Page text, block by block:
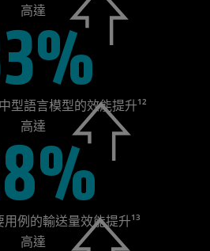
高達
型語言模型的效能提升¹²
高達
用例的輸送量效能提升¹³
高達